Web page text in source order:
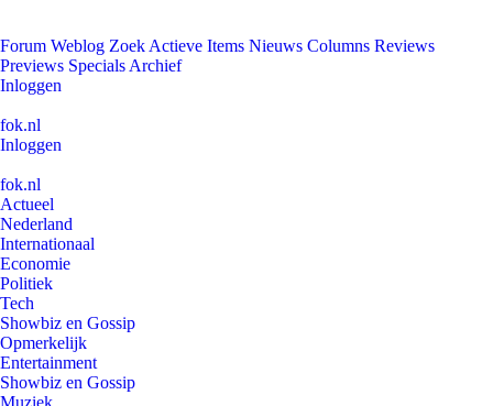
Forum Weblog Zoek Actieve Items Nieuws Columns Reviews
Previews Specials Archief
Inloggen
fok.nl
Inloggen
fok.nl
Actueel
Nederland
Internationaal
Economie
Politiek
Tech
Showbiz en Gossip
Opmerkelijk
Entertainment
Showbiz en Gossip
Muziek